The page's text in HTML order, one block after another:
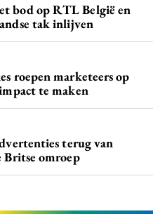
bod op RTL België en
tak inlijven
roepen marketeers op
te maken
terug van
Britse omroep